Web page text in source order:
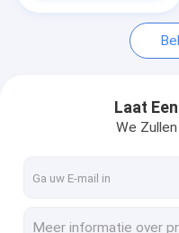
Plastic
HUISDIEREN Plastic
De Blikken van de
Laat
We